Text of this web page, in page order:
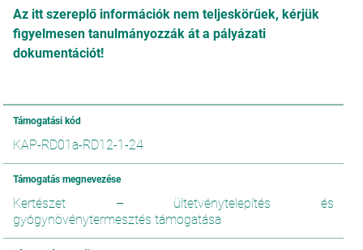
Az itt szereplő információk nem teljeskörűek, kérjük
figyelmesen tanulmányozzák át a pályázati
dokumentációt!
Támogatási kód
KAP-RD01a-RD12-1-24
Támogatás megnevezése
Kertészet – ültetvénytelepítés és
gyógynövénytermesztés támogatása